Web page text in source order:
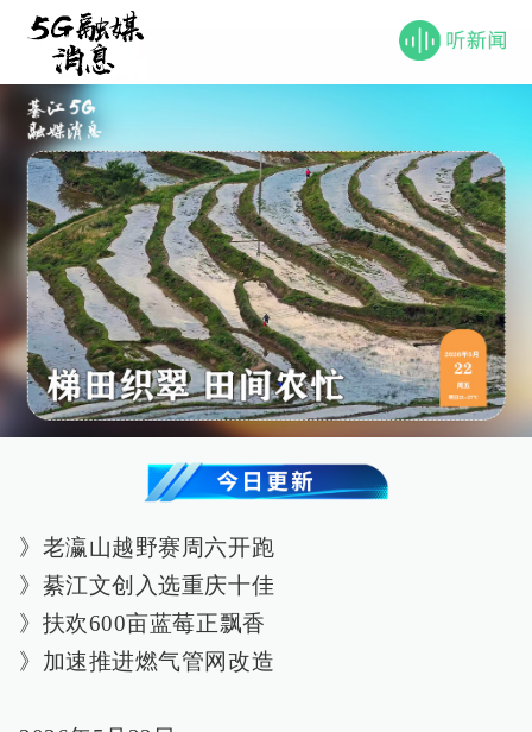
》老瀛山越野赛周六开跑
》綦江文创入选重庆十佳
》扶欢600亩蓝莓正飘香
》加速推进燃气管网改造